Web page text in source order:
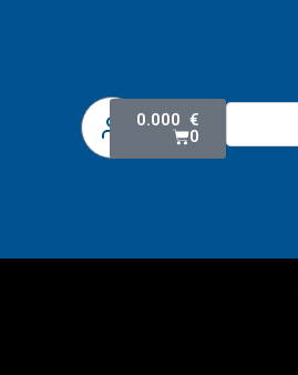
0.000 €
0
Cart